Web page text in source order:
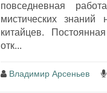
повседневная
мистических знаний
китайцев.
отк...
Владимир Арсеньев